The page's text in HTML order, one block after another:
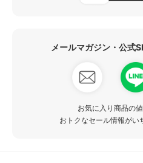
メールマガジン・公式
お気に入り商品の
おトクなセール情報がい